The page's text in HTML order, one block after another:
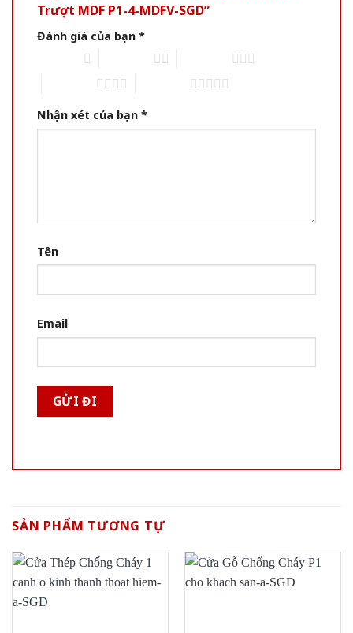
Trượt MDF P1-4-MDFV-SGD”
Đánh giá của bạn *
Nhận xét của bạn *
Tên
Email
SẢN PHẨM TƯƠNG TỰ